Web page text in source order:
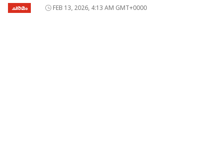
ചരമം FEB 13, 2026, 4:13 AM GMT+0000